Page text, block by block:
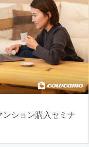
ション購入セミナ